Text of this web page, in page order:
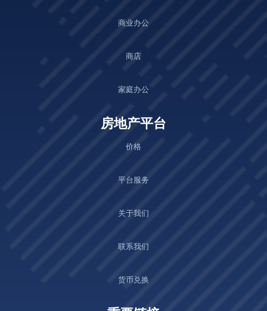
商业办公
商店
家庭办公
房地产平台
价格
平台服务
关于我们
联系我们
货币兑换